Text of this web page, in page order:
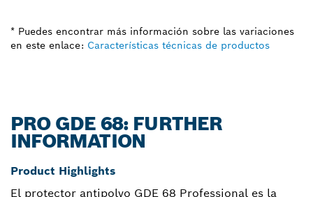
* Puedes encontrar más información sobre las variaciones
en este enlace: Características técnicas de productos
PRO GDE 68: FURTHER
INFORMATION
Product Highlights
El protector antipolvo GDE 68 Professional es la